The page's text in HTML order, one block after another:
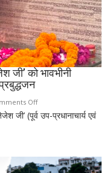
10
ग्राम
का
भाव
₹1.48
लाख
पहुंचा
जी’ को भावभीनी
Offon
पुण्यतिथि
नारायण
जी’ (पूर्व उप-प्रधानाचार्य एवं